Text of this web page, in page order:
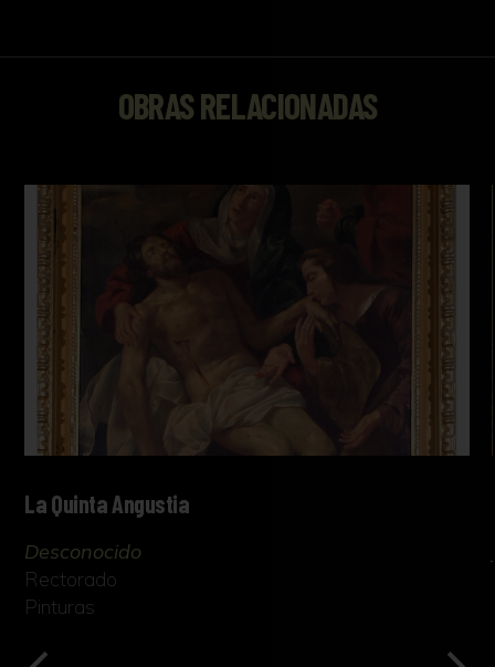
OBRAS RELACIONADAS
La Quinta Angustia
Desconocido
Rectorado
Pinturas